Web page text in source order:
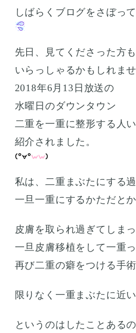
しばらくブログをさぼっ
先日、見てくださった方も
いらっしゃるかもしれま
2018年6月13日放送の
水曜日のダウンタウン
二重を一重に整形する人
紹介されました。
私は、二重まぶたにする
一旦一重にするかただとか
皮膚を取られ過ぎてしま
一旦皮膚移植をして一重
再び二重の癖をつける手術
限りなく一重まぶたに近
というのはしたことある